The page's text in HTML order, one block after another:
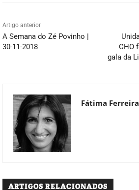
Artigo anterior
A Semana do Zé Povinho |
30-11-2018
CHO
gala da
Fátima Ferreira
ARTIGOS RELACIONADOS